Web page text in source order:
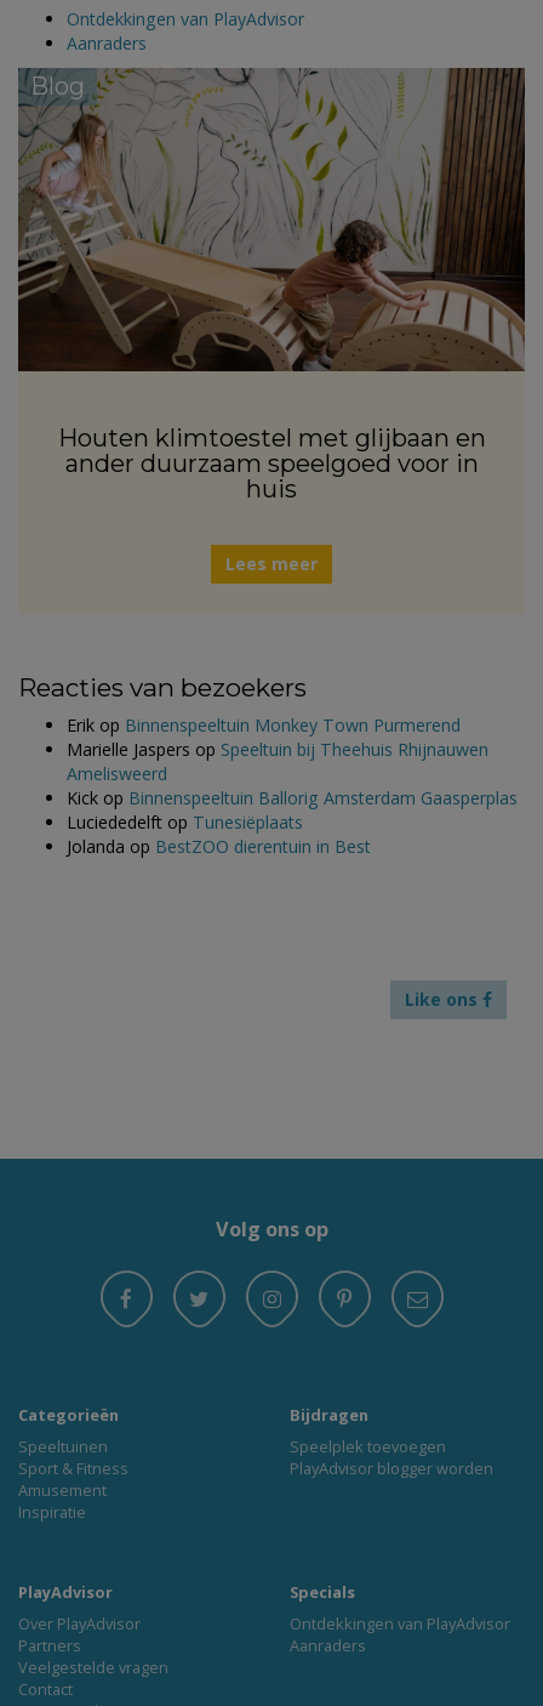
Ontdekkingen van PlayAdvisor
Aanraders
Blog
Houten klimtoestel met glijbaan en
ander duurzaam speelgoed voor in
huis
Lees meer
Reacties van bezoekers
Erik op Binnenspeeltuin Monkey Town Purmerend
Marielle Jaspers op Speeltuin bij Theehuis Rhijnauwen
Amelisweerd
Kick op Binnenspeeltuin Ballorig Amsterdam Gaasperplas
Luciededelft op Tunesiëplaats
Jolanda op BestZOO dierentuin in Best
Like ons
Volg ons op
Categorieën
Speeltuinen
Sport & Fitness
Amusement
Inspiratie
Bijdragen
Speelplek toevoegen
PlayAdvisor blogger worden
PlayAdvisor
Over PlayAdvisor
Partners
Veelgestelde vragen
Contact
Specials
Ontdekkingen van PlayAdvisor
Aanraders